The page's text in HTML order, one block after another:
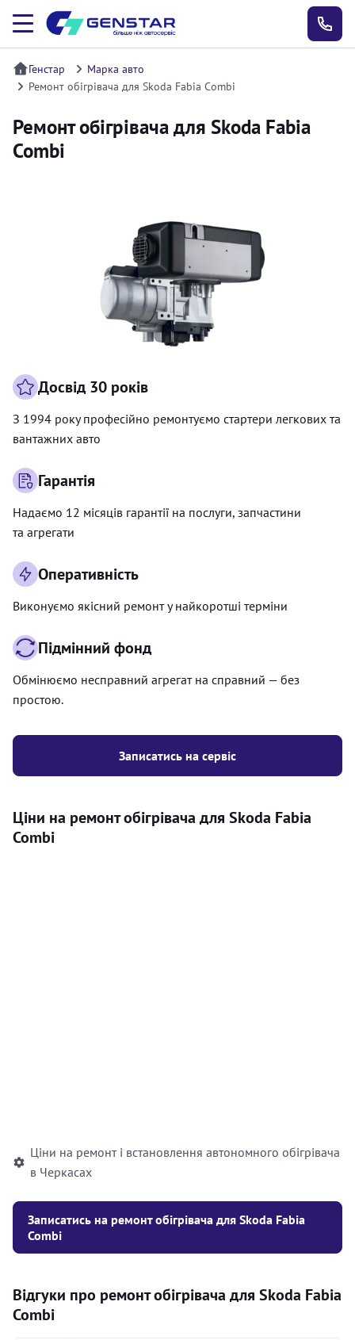
Генстар
Марка авто
Ремонт обігрівача для Skoda Fabia Combi
Ремонт обігрівача для Skoda Fabia
Combi
Записатись на сервіс
Досвід 30 років
З 1994 року професійно ремонтуємо стартери легкових та
вантажних авто
Гарантія
Надаємо 12 місяців гарантії на послуги, запчастини
та агрегати
Оперативність
Виконуємо якісний ремонт у найкоротші терміни
Підмінний фонд
Обмінюємо несправний агрегат на справний — без
простою.
Ціни на ремонт обігрівача для Skoda Fabia
Combi
Ціни на ремонт і встановлення автономного обігрівача
в Черкасах
Записатись на ремонт обігрівача для Skoda Fabia
Combi
Відгуки про ремонт обігрівача для Skoda Fabia
Combi